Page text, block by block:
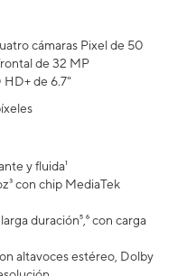
cámaras Pixel de 50
de 32 MP
HD+ de 6.7"
y fluida¹
con chip MediaTek
duración⁵,⁶ con carga
altavoces estéreo, Dolby